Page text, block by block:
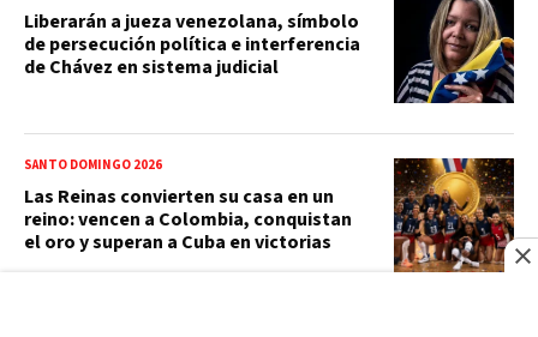
Liberarán a jueza venezolana, símbolo
de persecución política e interferencia
de Chávez en sistema judicial
SANTO DOMINGO 2026
Las Reinas convierten su casa en un
reino: vencen a Colombia, conquistan
el oro y superan a Cuba en victorias